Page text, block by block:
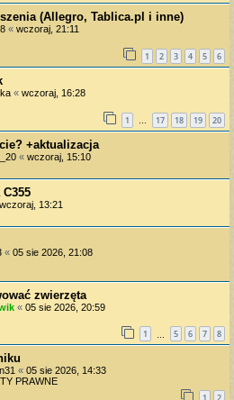
(Allegro, Tablica.pl i inne)
« wczoraj, 21:11
1 2 3 4 5 6
« wczoraj, 16:28
1 … 17 18 19 20
+aktualizacja
« wczoraj, 15:10
wczoraj, 13:21
« 05 sie 2026, 21:08
zwierzęta
« 05 sie 2026, 20:59
1 5 6 7 8
« 05 sie 2026, 14:33
PRAWNE